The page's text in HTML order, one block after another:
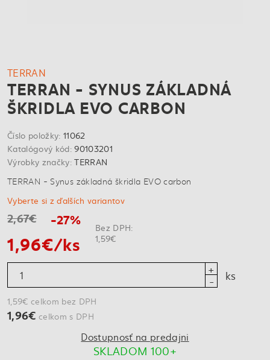
TERRAN
TERRAN - SYNUS ZÁKLADNÁ
ŠKRIDLA EVO CARBON
Číslo položky: 11062
Katalógový kód:90103201
Výrobky značky:TERRAN
TERRAN - Synus základná škridla EVO carbon
Vyberte si z ďalších variantov
2,67€ -27%
1,96€/ks
Bez DPH:
1,59€
ks
1,59€ celkom bez DPH
1,96€ celkom s DPH
Dostupnosť na predajni
SKLADOM 100+